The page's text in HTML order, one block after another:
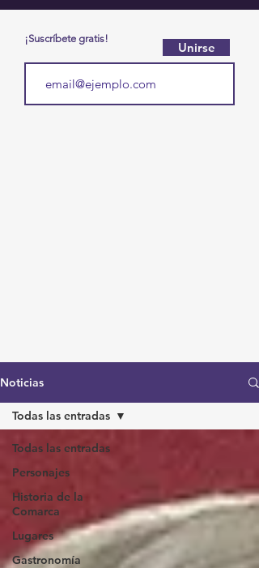
¡Suscríbete gratis!
Unirse
Noticias
Todas las entradas
Personajes
Historia de la
Comarca
Lugares
Gastronomía
Todas las entradas